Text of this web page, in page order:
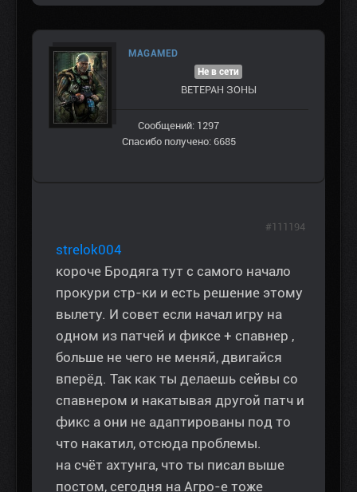
MAGAMED
Не в сети
ВЕТЕРАН ЗOНЫ
Сообщений: 1297
Спасибо получено: 6685
strelok004
короче Бродяга тут с самого начало
прокури стр-ки и есть решение этому
вылету. И совет если начал игру на
одном из патчей и фиксе + спавнер ,
больше не чего не меняй, двигайся
вперёд. Так как ты делаешь сейвы со
спавнером и накатывая другой патч и
фикс а они не адаптированы под то
что накатил, отсюда проблемы.
на счёт ахтунга, что ты писал выше
постом, сегодня на Агро-е тоже
#111194